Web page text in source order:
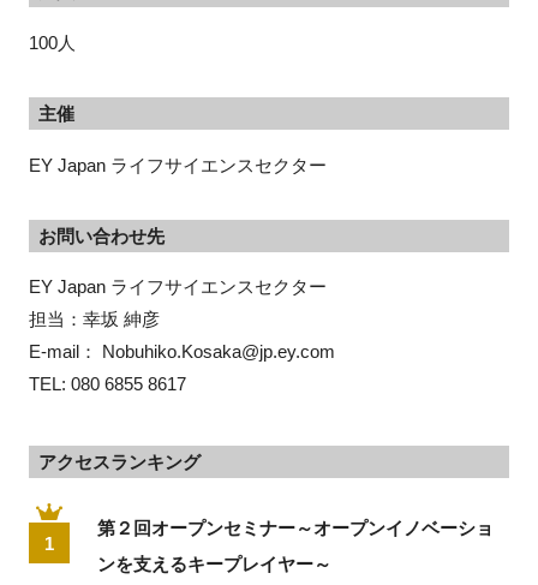
100人
主催
EY Japan ライフサイエンスセクター
お問い合わせ先
EY Japan ライフサイエンスセクター
担当：幸坂 紳彦
E-mail： Nobuhiko.Kosaka@jp.ey.com
TEL: 080 6855 8617
アクセスランキング
1
第２回オープンセミナー～オープンイノベーショ
ンを支えるキープレイヤー～